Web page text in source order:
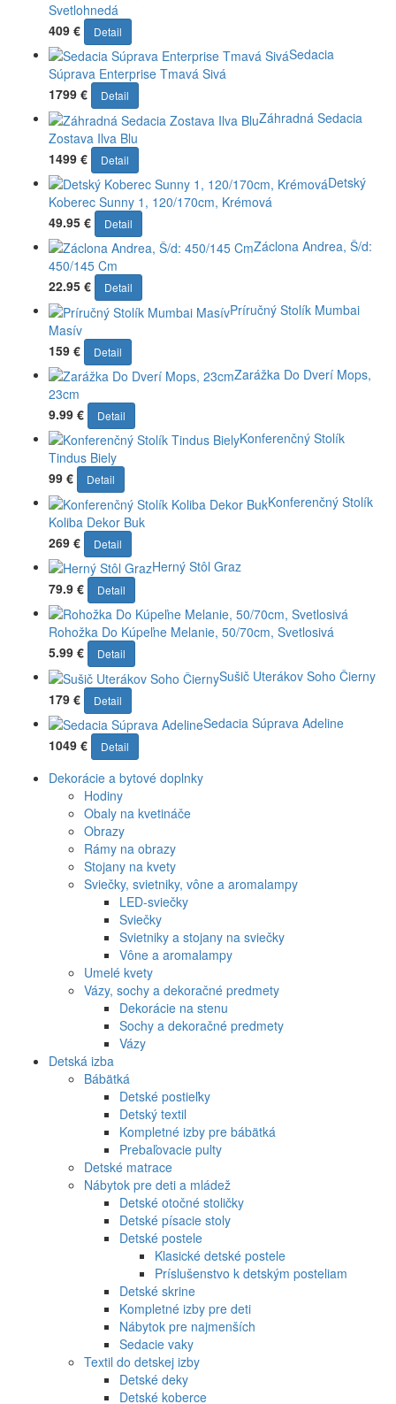
Svetlohnedá
409 €
Detail
Sedacia
Súprava Enterprise Tmavá Sivá
1799 €
Detail
Záhradná Sedacia
Zostava Ilva Blu
1499 €
Detail
Detský
Koberec Sunny 1, 120/170cm, Krémová
49.95 €
Detail
Záclona Andrea, Š/d:
450/145 Cm
22.95 €
Detail
Príručný Stolík Mumbai
Masív
159 €
Detail
Zarážka Do Dverí Mops,
23cm
9.99 €
Detail
Konferenčný Stolík
Tindus Biely
99 €
Detail
Konferenčný Stolík
Koliba Dekor Buk
269 €
Detail
Herný Stôl Graz
79.9 €
Detail
Rohožka Do Kúpeľne Melanie, 50/70cm, Svetlosivá
5.99 €
Detail
Sušič Uterákov Soho Čierny
179 €
Detail
Sedacia Súprava Adeline
1049 €
Detail
Dekorácie a bytové doplnky
Hodiny
Obaly na kvetináče
Obrazy
Rámy na obrazy
Stojany na kvety
Sviečky, svietniky, vône a aromalampy
LED-sviečky
Sviečky
Svietniky a stojany na sviečky
Vône a aromalampy
Umelé kvety
Vázy, sochy a dekoračné predmety
Dekorácie na stenu
Sochy a dekoračné predmety
Vázy
Detská izba
Bábätká
Detské postieľky
Detský textil
Kompletné izby pre bábätká
Prebaľovacie pulty
Detské matrace
Nábytok pre deti a mládež
Detské otočné stoličky
Detské písacie stoly
Detské postele
Klasické detské postele
Príslušenstvo k detským posteliam
Detské skrine
Kompletné izby pre deti
Nábytok pre najmenších
Sedacie vaky
Textil do detskej izby
Detské deky
Detské koberce